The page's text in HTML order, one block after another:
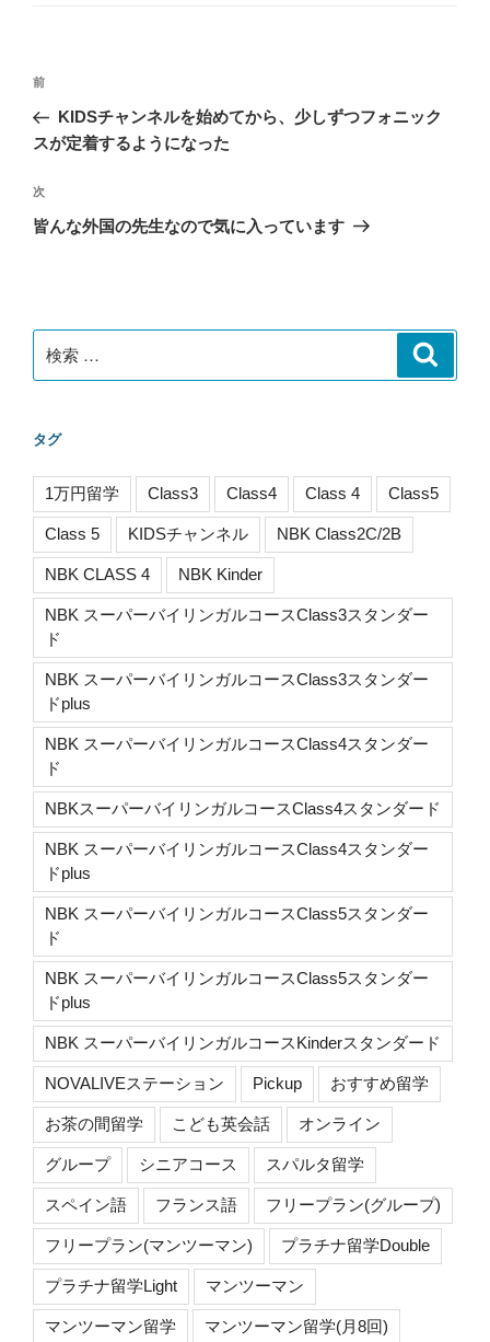
投
ナ
ゲ
ー
過
去
の
稿
前
KIDSチャンネルを始めてから、少しずつフォニック
スが定着するようになった
次
の
次
皆んな外国の先生なので気に入っています
索:
タグ
1万円留学 Class3 Class4 Class 4 Class5
Class 5 KIDSチャンネル NBK Class2C/2B
NBK CLASS 4 NBK Kinder
NBK スーパーバイリンガルコースClass3スタンダー
ド
NBK スーパーバイリンガルコースClass3スタンダー
ドplus
NBK スーパーバイリンガルコースClass4スタンダー
ド
NBKスーパーバイリンガルコースClass4スタンダード
NBK スーパーバイリンガルコースClass4スタンダー
ドplus
NBK スーパーバイリンガルコースClass5スタンダー
ド
NBK スーパーバイリンガルコースClass5スタンダー
ドplus
NBK スーパーバイリンガルコースKinderスタンダード
NOVALIVEステーション Pickup おすすめ留学
お茶の間留学 こども英会話 オンライン
グループ シニアコース スパルタ留学
スペイン語 フランス語 フリープラン(グループ)
フリープラン(マンツーマン) プラチナ留学Double
プラチナ留学Light マンツーマン
マンツーマン留学 マンツーマン留学(月8回)